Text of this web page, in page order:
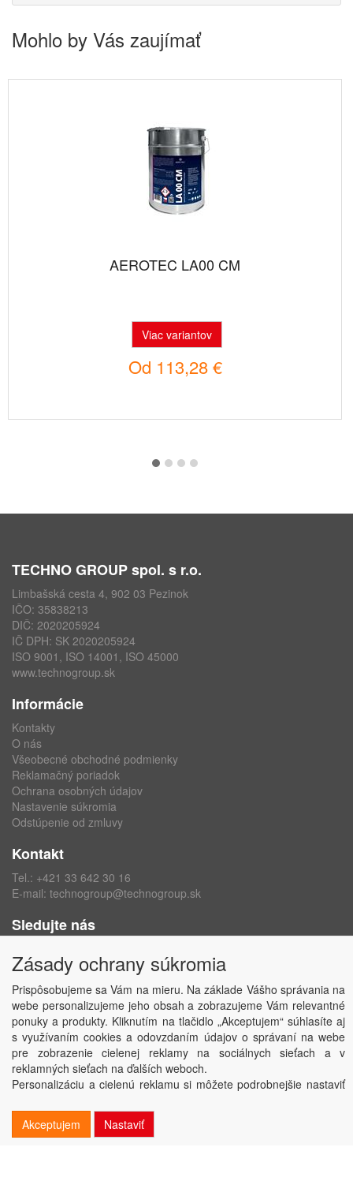
Mohlo by Vás zaujímať
AEROTEC LA00 CM
Viac variantov
Od 113,28 €
TECHNO GROUP spol. s r.o.
Limbašská cesta 4, 902 03 Pezinok
IČO: 35838213
DIČ: 2020205924
IČ DPH: SK 2020205924
ISO 9001, ISO 14001, ISO 45000
www.technogroup.sk
Informácie
Kontakty
O nás
Všeobecné obchodné podmienky
Reklamačný poriadok
Ochrana osobných údajov
Nastavenie súkromia
Odstúpenie od zmluvy
Kontakt
Tel.: +421 33 642 30 16
E-mail: technogroup@technogroup.sk
Sledujte nás
Instagram
Copyright © TECHNO GROUP spol. s r.o.2026
Powered by
ABRA
Zásady ochrany súkromia
Prispôsobujeme sa Vám na mieru. Na základe Vášho správania na
webe personalizujeme jeho obsah a zobrazujeme Vám relevantné
ponuky a produkty. Kliknutím na tlačidlo „Akceptujem“ súhlasíte aj
s využívaním cookies a odovzdaním údajov o správaní na webe
pre zobrazenie cielenej reklamy na sociálnych sieťach a v
reklamných sieťach na ďalších weboch.
Personalizáciu a cielenú reklamu si môžete podrobnejšie nastaviť
Akceptujem
Nastaviť